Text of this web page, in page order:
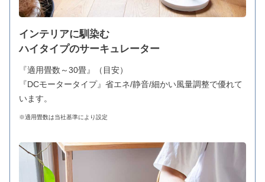
インテリアに馴染む
ハイタイプのサーキュレーター
『適用畳数～30畳』（目安）
『DCモータータイプ』省エネ/静音/細かい風量調整で優れて
います。
※適用畳数は当社基準により設定